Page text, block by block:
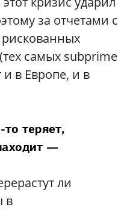
за отчетами с
самых subprime
и в Европе, и в
теряет,
—
ли
в